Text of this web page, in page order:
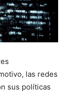
las redes
sus políticas